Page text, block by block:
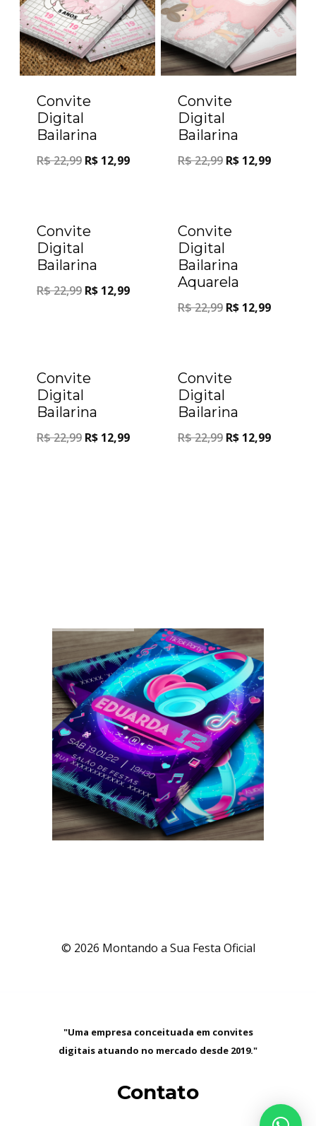
Convite
Digital
Bailarina
R$22,99 R$ 12,99
Convite
Digital
Bailarina
R$22,99 R$ 12,99
Convite
Digital
Bailarina
R$22,99 R$ 12,99
Convite
Digital
Bailarina
Aquarela
R$22,99 R$ 12,99
Convite
Digital
Bailarina
R$22,99 R$ 12,99
Convite
Digital
Bailarina
R$22,99 R$ 12,99
© 2026 Montando a Sua Festa Oficial
"Uma empresa conceituada em convites
digitais atuando no mercado desde 2019."
Contato